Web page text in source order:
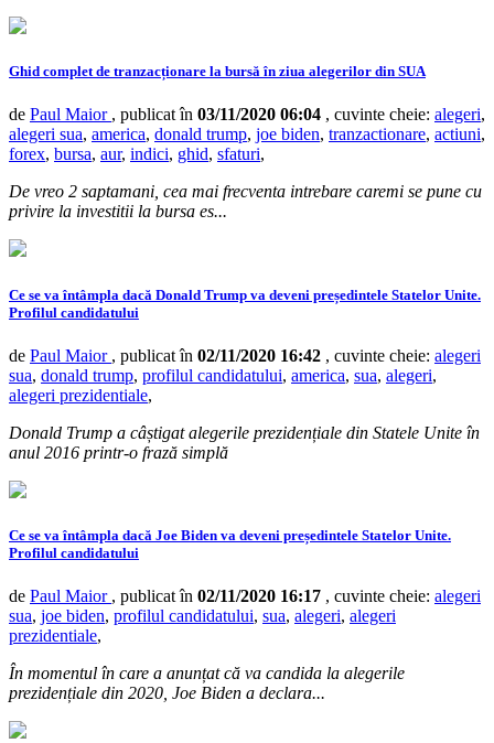
Ghid complet de tranzacționare la bursă în ziua alegerilor din SUA
de Paul Maior , publicat în 03/11/2020 06:04 , cuvinte cheie: alegeri,
alegeri sua, america, donald trump, joe biden, tranzactionare, actiuni,
forex, bursa, aur, indici, ghid, sfaturi,
De vreo 2 saptamani, cea mai frecventa intrebare caremi se pune cu
privire la investitii la bursa es...
Ce se va întâmpla dacă Donald Trump va deveni președintele Statelor Unite.
Profilul candidatului
de Paul Maior , publicat în 02/11/2020 16:42 , cuvinte cheie: alegeri
sua, donald trump, profilul candidatului, america, sua, alegeri,
alegeri prezidentiale,
Donald Trump a câștigat alegerile prezidențiale din Statele Unite în
anul 2016 printr-o frază simplă
Ce se va întâmpla dacă Joe Biden va deveni președintele Statelor Unite.
Profilul candidatului
de Paul Maior , publicat în 02/11/2020 16:17 , cuvinte cheie: alegeri
sua, joe biden, profilul candidatului, sua, alegeri, alegeri
prezidentiale,
În momentul în care a anunțat că va candida la alegerile
prezidențiale din 2020, Joe Biden a declara...